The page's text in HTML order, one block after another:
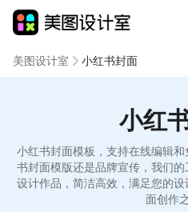
美图设计室 小红书封面
小红
小红书封面模板，支持在线编辑和
书封面模版还是品牌宣传，我们
设计作品，简洁高效，满足您的设
面创作